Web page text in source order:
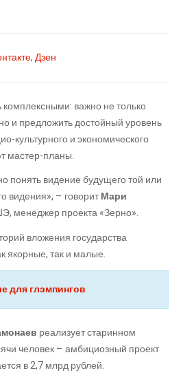
,Дзен
важно не только
и предложить достойный уровень
культурного и экономического
мастер-планы.
понять видение будущего той или
видения», – говоритМари
менеджер проекта «Зерно».
вложения государства
якорные, так и малые.
для глэмпингов
реализует старинном
человек – амбициозный проект
в 2,7 млрд рублей.